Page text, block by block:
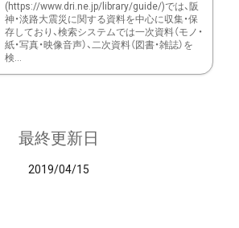
(https://www.dri.ne.jp/library/guide/)では、阪
神・淡路大震災に関する資料を中心に収集・保
存しており、検索システムでは一次資料（モノ・
紙・写真・映像音声）、二次資料（図書・雑誌）を
検...
最終更新日
2019/04/15